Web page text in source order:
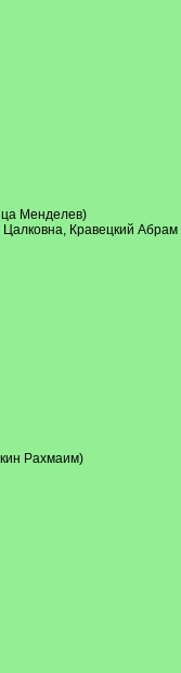
Менделев)
Кравецкий Абрам
Рахмаим)